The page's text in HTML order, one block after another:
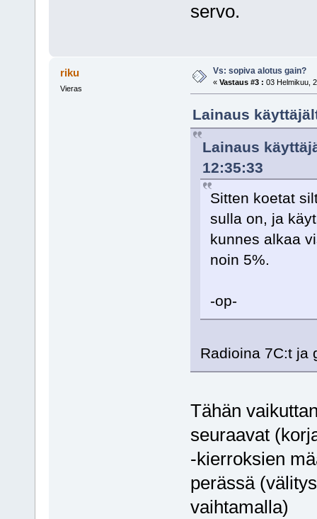
servo.
riku
Vieras
Vs: sopiva alotus gain?
« Vastaus #3 : 03 Helmikuu,
Lainaus
Lainaus
12:35:33
Sitten koetat
sulla on, ja
kunnes alkaa
noin 5%.
-op-
Radioina 7C:t ja
Tähän
seuraavat
-kierroksien
perässä
vaihtamalla)